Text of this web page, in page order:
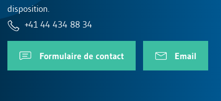
disposition.
+41 44 434 88 34
Formulaire de contact Email